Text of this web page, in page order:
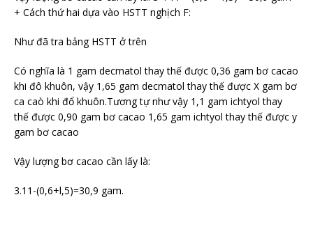
+ Cách thứ hai dựa vào HSTT nghịch F:
Như đã tra bảng HSTT ở trên
Có nghĩa là 1 gam decmatol thay thế được 0,36 gam bơ cacao
khi đô khuôn, vậy 1,65 gam decmatol thay thế được X gam bơ
ca caò khi đổ khuôn.Tương tự như vậy 1,1 gam ichtyol thay
thế được 0,90 gam bơ cacao 1,65 gam ichtyol thay thế được y
gam bơ cacao
Vậy lượng bơ cacao cần lấy là:
3.11-(0,6+l,5)=30,9 gam.